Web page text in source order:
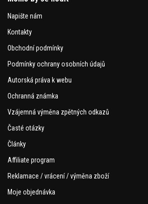
Napište nám
Kontakty
Obchodní podmínky
Podmínky ochrany osobních údajů
Autorská práva k webu
Ochranná známka
Vzájemná výměna zpětných odkazů
Časté otázky
Články
Affiliate program
Reklamace / vrácení / výměna zboží
Moje objednávka